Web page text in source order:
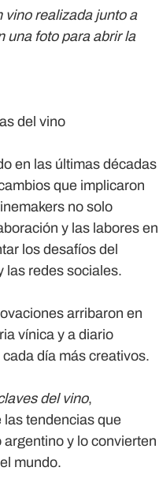
vino realizada junto a
una foto para abrir la
del vino
en las últimas décadas
que implicaron
no solo
y las labores en
los desafíos del
las redes sociales.
arribaron en
vínica y a diario
día más creativos.
del vino,
tendencias que
y lo convierten
mundo.